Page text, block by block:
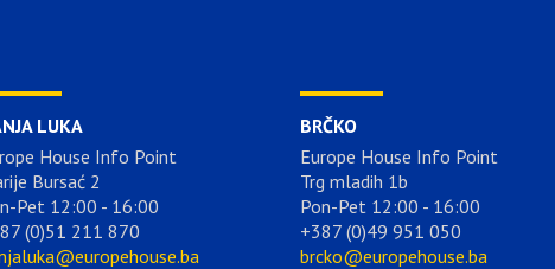
LUKA
House Info Point
Bursać 2
Pet 12:00 - 16:00
(0)51 211 870
BRČKO
Europe House Info Point
Trg mladih 1b
Pon-Pet 12:00 - 16:00
+387 (0)49 951 050
brcko@europehouse.ba